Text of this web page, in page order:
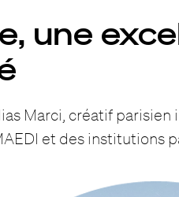
une
Marci, créatif parisien
et des institutions